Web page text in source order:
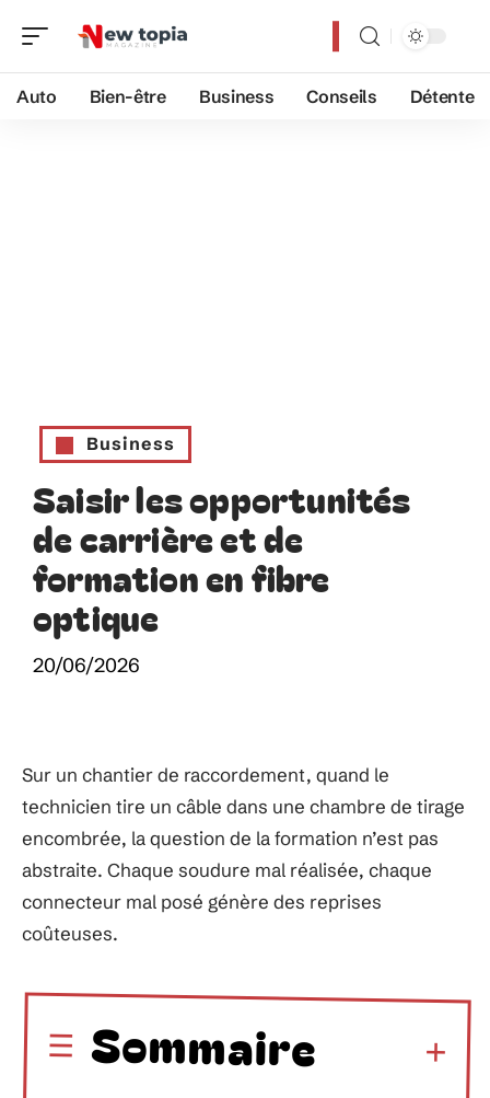
Auto Bien-être Business Conseils Détente
Business
Saisir les opportunités
de carrière et de
formation en fibre
optique
20/06/2026
Sur un chantier de raccordement, quand le
technicien tire un câble dans une chambre de tirage
encombrée, la question de la formation n’est pas
abstraite. Chaque soudure mal réalisée, chaque
connecteur mal posé génère des reprises
coûteuses.
Sommaire